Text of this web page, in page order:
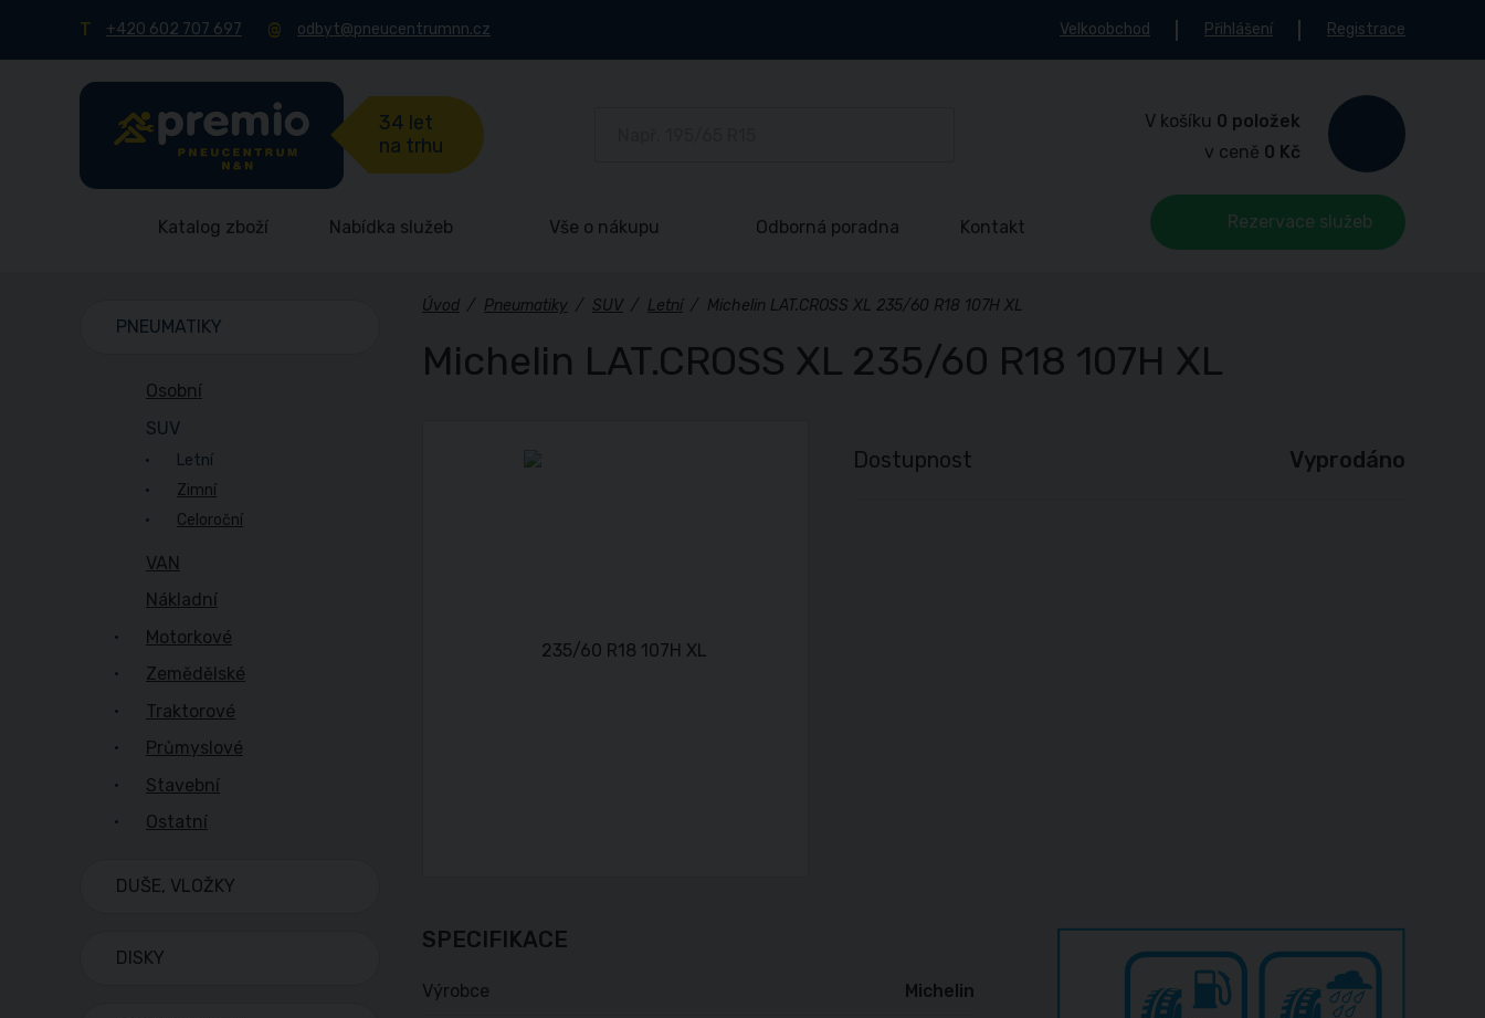
+420 602 707 697 odbyt@pneucentrumnn.cz Velkoobchod Přihlášení Registrace
34 let
na trhu
V košíku 0 položek
v ceně 0 Kč
Katalog zboží Nabídka služeb Vše o nákupu Odborná poradna Kontakt Rezervace služeb
Úvod / Pneumatiky / SUV / Letní / Michelin LAT.CROSS XL 235/60 R18 107H XL
Michelin LAT.CROSS XL 235/60 R18 107H XL
Dostupnost Vyprodáno
SPECIFIKACE
Výrobce Michelin
PNEUMATIKY
Osobní
SUV
Letní
Zimní
Celoroční
VAN
Nákladní
Motorkové
Zemědělské
Traktorové
Průmyslové
Stavební
Ostatní
DUŠE, VLOŽKY
DISKY